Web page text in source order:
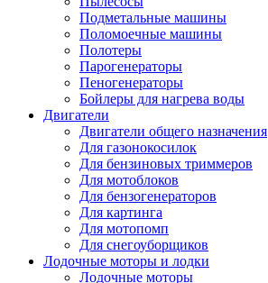
Подметальные машины
Поломоечные машины
Полотеры
Парогенераторы
Пеногенераторы
Бойлеры для нагрева воды
Двигатели
Двигатели общего назначения
Для газонокосилок
Для бензиновых триммеров
Для мотоблоков
Для бензогенераторов
Для картинга
Для мотопомп
Для снегоуборщиков
Лодочные моторы и лодки
Лодочные моторы